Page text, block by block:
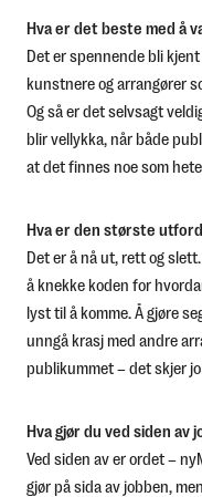
Hva er det beste med å
Det er spennende bli
kunstnere og arrangører
Og så er det selvsagt
blir vellykka, når både
at det finnes noe som
Hva er den største
Det er å nå ut, rett og
å knekke koden for
lyst til å komme. Å gjøre
unngå krasj med andre
publikummet – det skjer
Hva gjør du ved siden av
Ved siden av er ordet –
gjør på sida av jobben,